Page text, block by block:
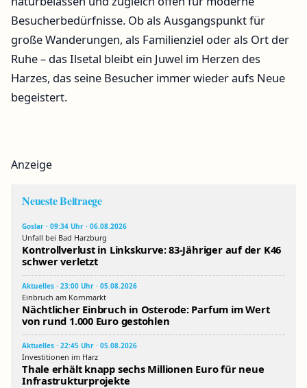
Besucherbedürfnisse. Ob als Ausgangspunkt für
große Wanderungen, als Familienziel oder als Ort der
Ruhe – das Ilsetal bleibt ein Juwel im Herzen des
Harzes, das seine Besucher immer wieder aufs Neue
begeistert.
Anzeige
Neueste Beitraege
Goslar · 09:34 Uhr · 06.08.2026
Unfall bei Bad Harzburg
Kontrollverlust in Linkskurve: 83-Jähriger auf der K46
schwer verletzt
Aktuelles · 23:00 Uhr · 05.08.2026
Einbruch am Kornmarkt
Nächtlicher Einbruch in Osterode: Parfum im Wert
von rund 1.000 Euro gestohlen
Aktuelles · 22:45 Uhr · 05.08.2026
Investitionen im Harz
Thale erhält knapp sechs Millionen Euro für neue
Infrastrukturprojekte